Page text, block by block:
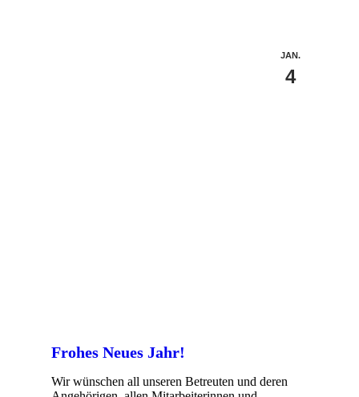
JAN.
4
Frohes Neues Jahr!
Wir wünschen all unseren Betreuten und deren